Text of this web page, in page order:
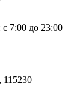
7:00 до 23:00